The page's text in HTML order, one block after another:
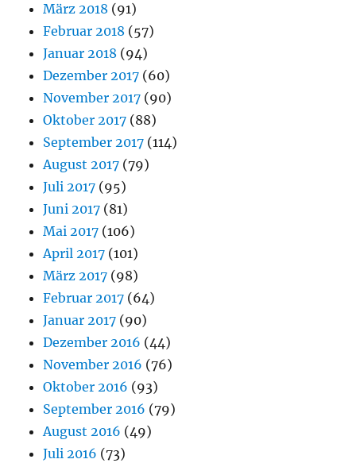
März 2018 (91)
Februar 2018 (57)
Januar 2018 (94)
Dezember 2017 (60)
November 2017 (90)
Oktober 2017 (88)
September 2017 (114)
August 2017 (79)
Juli 2017 (95)
Juni 2017 (81)
Mai 2017 (106)
April 2017 (101)
März 2017 (98)
Februar 2017 (64)
Januar 2017 (90)
Dezember 2016 (44)
November 2016 (76)
Oktober 2016 (93)
September 2016 (79)
August 2016 (49)
Juli 2016 (73)